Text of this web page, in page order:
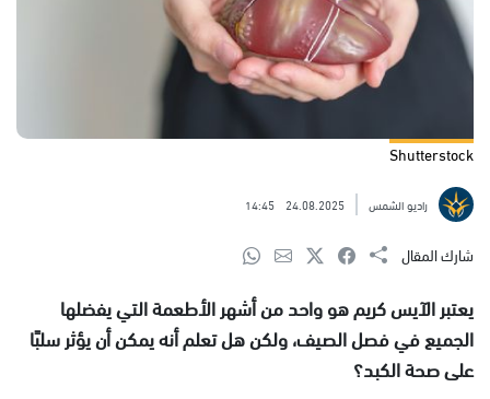
Shutterstock
راديو الشمس 24.08.2025
14:45
شارك المقال
يعتبر الآيس كريم هو واحد من أشهر الأطعمة التي يفضلها
الجميع في فصل الصيف، ولكن هل تعلم أنه يمكن أن يؤثر سلبًا
على صحة الكبد؟